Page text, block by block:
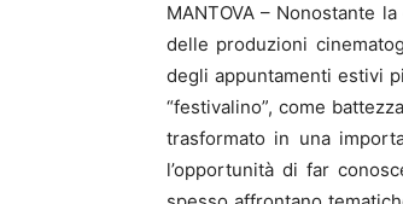
MANTOVA – Nonostante
delle produzioni
degli appuntamenti estivi
“festivalino”, come
trasformato in una
l’opportunità di far